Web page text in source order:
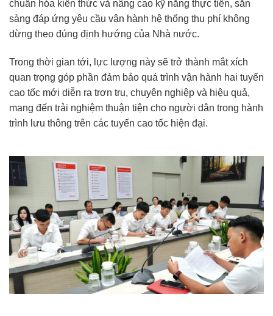
chuẩn hóa kiến thức và nâng cao kỹ năng thực tiễn, sẵn
sàng đáp ứng yêu cầu vận hành hệ thống thu phí không
dừng theo đúng định hướng của Nhà nước.
Trong thời gian tới, lực lượng này sẽ trở thành mắt xích
quan trọng góp phần đảm bảo quá trình vận hành hai tuyến
cao tốc mới diễn ra trơn tru, chuyên nghiệp và hiệu quả,
mang đến trải nghiệm thuận tiện cho người dân trong hành
trình lưu thông trên các tuyến cao tốc hiện đại.